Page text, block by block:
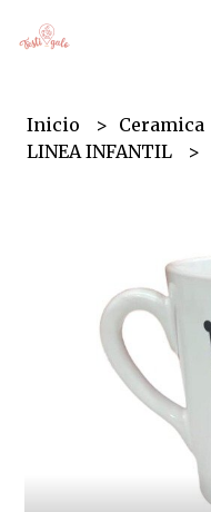
Inicio Ceramica
LINEA INFANTIL